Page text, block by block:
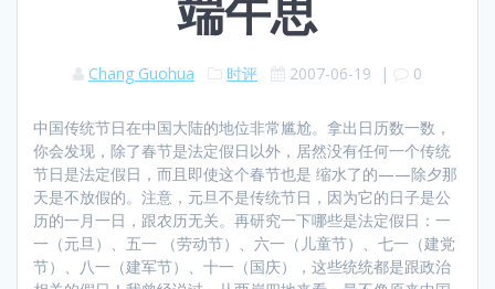
端午思
Chang Guohua 时评 2007-06-19 | 0
中国传统节日在中国大陆的地位非常尴尬。拿出日历数一数，
你会发现，除了春节是法定假日以外，居然没有任何一个传统
节日是法定假日，而且即使这个春节也是 缩水了的——除夕那
天是不放假的。注意，元旦不是传统节日，因为它的日子是公
历的一月一日，跟农历无关。再研究一下哪些是法定假日：一
一（元旦）、五一 （劳动节）、六一（儿童节）、七一（建党
节）、八一（建军节）、十一（国庆），这些统统都是跟政治